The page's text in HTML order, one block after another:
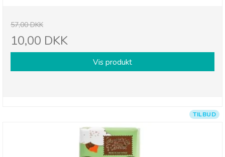
57,00 DKK
10,00 DKK
Vis produkt
TILBUD